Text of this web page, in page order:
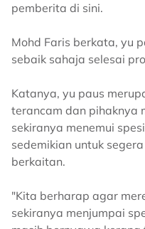
pemberita di sini.
Mohd Faris berkata, yu
sebaik sahaja selesai
Katanya, yu paus
terancam dan pihaknya
sekiranya menemui
sedemikian untuk
berkaitan.
"Kita berharap agar
sekiranya menjumpai